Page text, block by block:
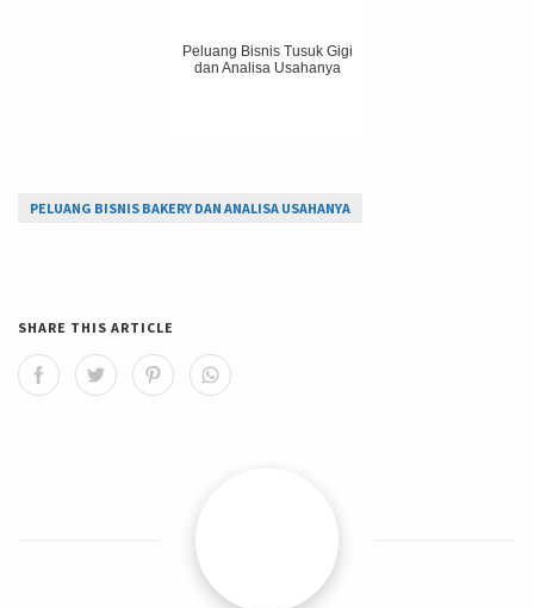
Peluang Bisnis Tusuk Gigi
dan Analisa Usahanya
PELUANG BISNIS BAKERY DAN ANALISA USAHANYA
SHARE THIS ARTICLE